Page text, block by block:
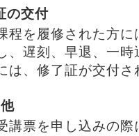
の交付
程を履修された方
、遅刻、早退、一時
は、修了証が交付
講票を申し込みの